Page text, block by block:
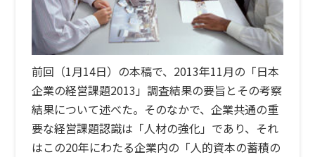
前回（1月14日）の本稿で、2013年11月の「日本
企業の経営課題2013」調査結果の要旨とその考察
結果について述べた。そのなかで、企業共通の重
要な経営課題認識は「人材の強化」であり、それ
はこの20年にわたる企業内の「人的資本の蓄積の